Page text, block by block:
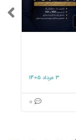
3 مرداد 1405